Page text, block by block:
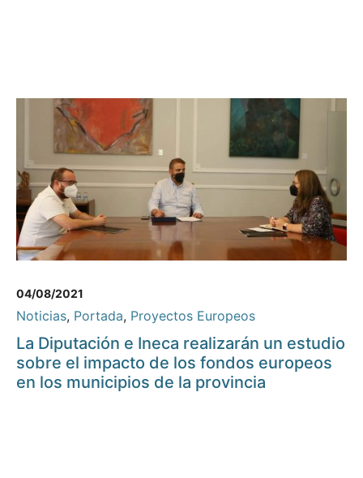
04/08/2021
Noticias, Portada, Proyectos Europeos
La Diputación e Ineca realizarán un estudio
sobre el impacto de los fondos europeos
en los municipios de la provincia